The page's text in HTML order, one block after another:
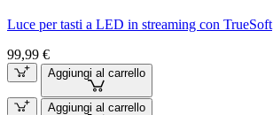
Luce per tasti a LED in streaming con TrueSoft
99,99 €
Aggiungi al carrello
Aggiungi al carrello